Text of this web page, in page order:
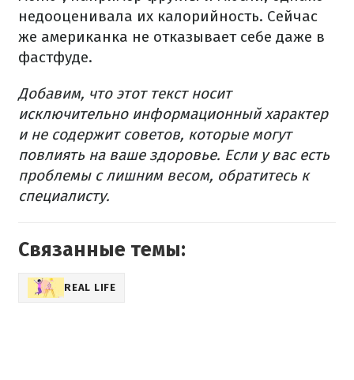
недооценивала их калорийность. Сейчас
же американка не отказывает себе даже в
фастфуде.
Добавим, что этот текст носит
исключительно информационный характер
и не содержит советов, которые могут
повлиять на ваше здоровье. Если у вас есть
проблемы с лишним весом, обратитесь к
специалисту.
Связанные темы:
REAL LIFE